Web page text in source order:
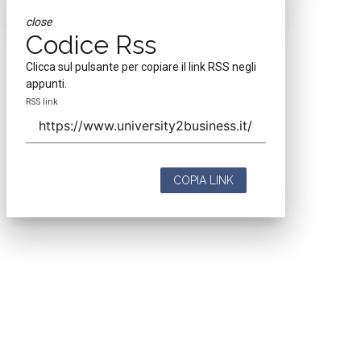
close
Codice Rss
Clicca sul pulsante per copiare il link RSS negli
appunti.
RSS link
COPIA LINK